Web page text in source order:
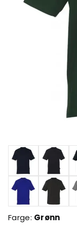
Farge: Grønn